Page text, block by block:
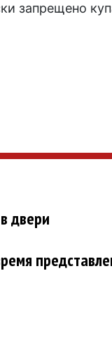
запрещено
двери